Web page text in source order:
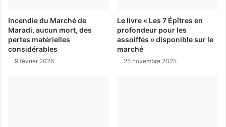
Incendie du Marché de
Maradi, aucun mort, des
pertes matérielles
considérables
9 février 2026
Le livre « Les 7 Épîtres en
profondeur pour les
assoiffés » disponible sur le
marché
25 novembre 2025